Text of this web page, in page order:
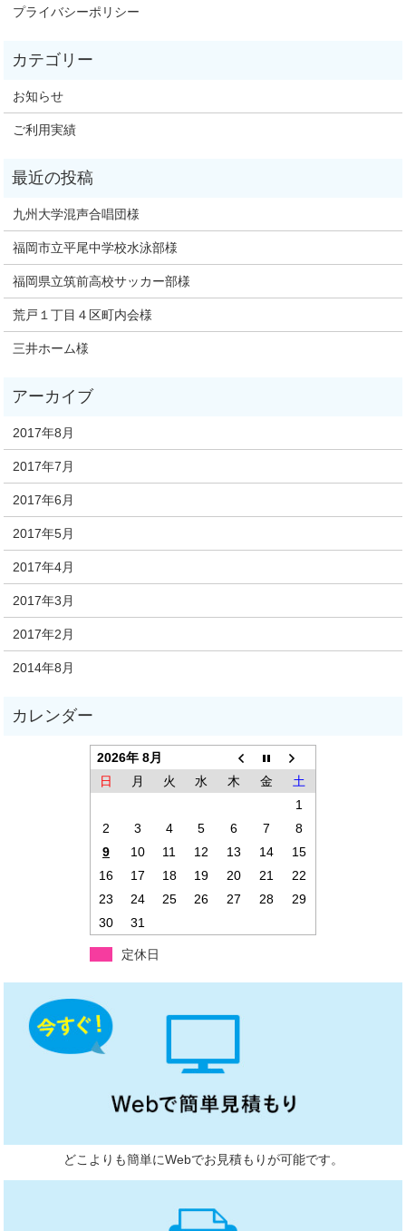
プライバシーポリシー
お知らせ
ご利用実績
九州大学混声合唱団様
福岡市立平尾中学校水泳部様
福岡県立筑前高校サッカー部様
荒戸１丁目４区町内会様
三井ホーム様
2017年8月
2017年7月
2017年6月
2017年5月
2017年4月
2017年3月
2017年2月
2014年8月
2026年 8月
日
月 火 水 木 金
土
1
2
3 4 5 6 7
8
9
10 11 12 13 14
15
16
17 18 19 20 21
22
23
24 25 26 27 28
29
30
31
定休日
どこよりも簡単にWebでお見積もりが可能です。